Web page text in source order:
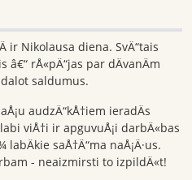
ir Nikolausa diena. SvÄ“tais
â€“ rÅ«pÄ“jas par dÄvanÄm
saldumus.
audzÄ“kÅ†iem ieradÄs
viÅ†i ir apguvuÅ¡i darbÄ«bas
saÅ†Ä“ma naÅ¡Ä·us.
- neaizmirsti to izpildÄ«t!